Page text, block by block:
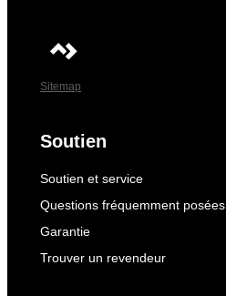
Sitemap
Soutien
Soutien et service
Questions fréquemment posées
Garantie
Trouver un revendeur